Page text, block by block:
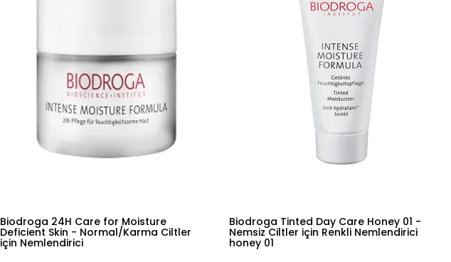
Biodroga 24H Care for Moisture
Deficient Skin - Normal/Karma Ciltler
için Nemlendirici
Biodroga Tinted Day Care Honey 01 -
Nemsiz Ciltler için Renkli Nemlendirici
honey 01